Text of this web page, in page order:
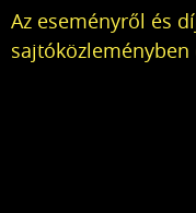
Az eseményről és
sajtóközleményben